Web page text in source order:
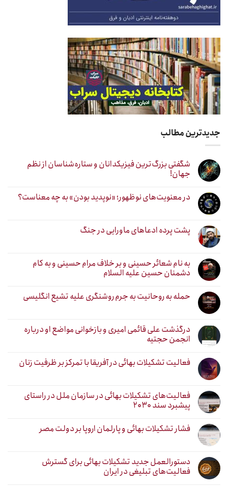
جدیدترین مطالب
شگفتی بزرگ‌ترین فیزیکدانان و ستاره‌شناسان از نظم
جهان!
در معنویت‌های نوظهور؛ «نوپدید بودن» به چه معناست؟
پشت پرده ادعاهای ماورایی در جنگ
به نام شعائر حسینی و بر خلاف مرام حسینی و به کام
دشمنان حسین علیه السلام
حمله به روحانیت به جرم روشنگری علیه تشیع انگلیسی
درگذشت علی قائمی امیری و بازخوانی مواضع او درباره
انجمن حجتیه
فعالیت تشکیلات بهائی در آفریقا با تمرکز بر ظرفیت زنان
فعالیت‌های تشکیلات بهائی در سازمان ملل در راستای
پیشبرد سند ۲۰۳۰
فشار تشکیلات بهائی و پارلمان اروپا بر دولت مصر
دستورالعمل جدید تشکیلات بهائی برای گسترش
فعالیت‌های تبلیغی در ایران